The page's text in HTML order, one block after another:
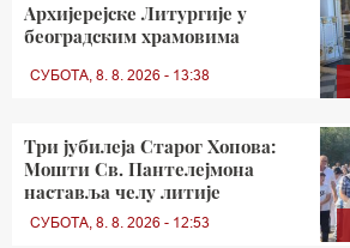
Архијерејске Литургије у
београдским храмовима
СУБОТА, 8. 8. 2026 - 13:38
Три јубилеја Старог Хопова:
Мошти Св. Пантелејмона
наставља челу литије
СУБОТА, 8. 8. 2026 - 12:53